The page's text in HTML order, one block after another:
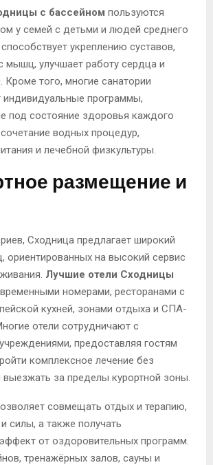
с бассейном пользуются
у семей с детьми и людей среднего
укреплению суставов,
мышц, улучшает работу сердца и
Кроме того, многие санатории
программы,
под состояние здоровья каждого
водных процедур,
и лечебной физкультуры.
размещение и
Сходница предлагает широкий
ориентированных на высокий сервис
Лучшие отели Сходницы
номерами, ресторанами с
кухней, зонами отдыха и СПА-
отели сотрудничают с
предоставляя гостям
комплексное лечение без
за пределы курортной зоны.
совмещать отдых и терапию,
силы, а также получать
от оздоровительных программ.
тренажёрных залов, сауны и